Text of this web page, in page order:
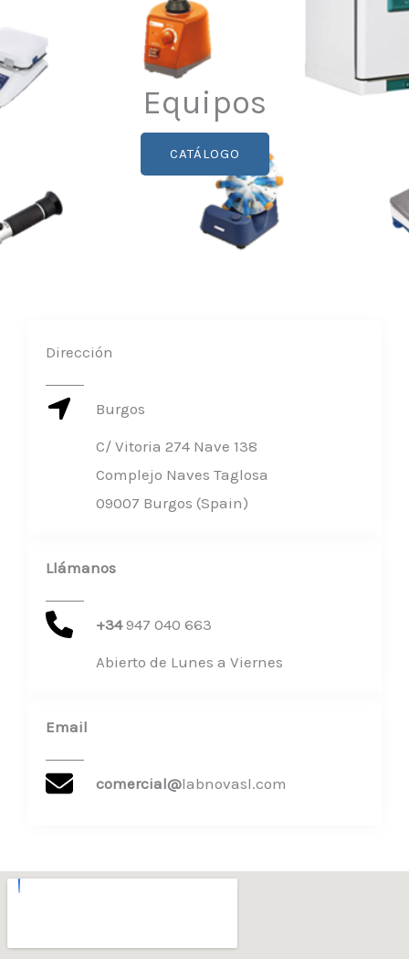
Equipos
CATÁLOGO
Dirección
Burgos
C/ Vitoria 274 Nave 138
Complejo Naves Taglosa
09007 Burgos (Spain)
Llámanos
+34 ​947 040 663
Abierto de Lunes a Viernes
Email
comercial@labnovasl.com